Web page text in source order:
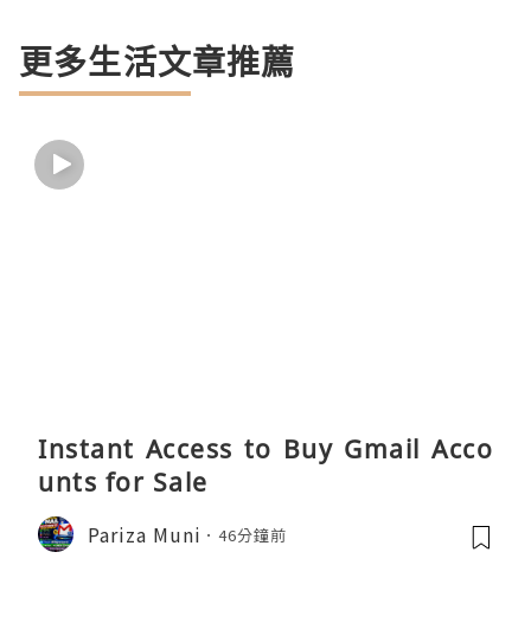
更多生活文章推薦
Instant Access to Buy Gmail Acco
unts for Sale
Pariza Muni 46分鐘前